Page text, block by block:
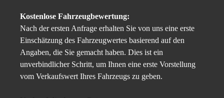
Kostenlose Fahrzeugbewertung:
Nach der ersten Anfrage erhalten Sie von uns eine erste
Einschätzung des Fahrzeugwertes basierend auf den
Angaben, die Sie gemacht haben. Dies ist ein
unverbindlicher Schritt, um Ihnen eine erste Vorstellung
vom Verkaufswert Ihres Fahrzeugs zu geben.